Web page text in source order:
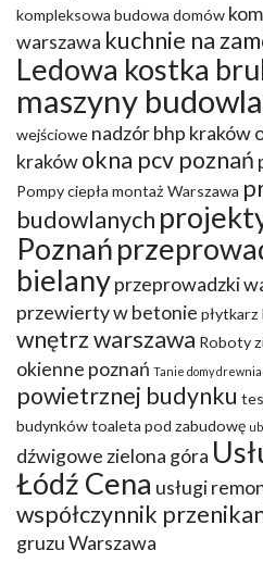
kompleksowa budowa domów
warszawa kuchnie na
Ledowa kostka
maszyny
wejściowe nadzór bhp kraków
krakówokna pcv poznań
Pompy ciepła montaż Warszawa
budowlanych
Poznań
bielanyprzeprowadzki
przewierty w betonie płytkarz
wnętrz warszawa Roboty
okienne poznań Tanie domy
powietrznej budynku
budynkówtoaleta pod zabudowę
dźwigowe zielona góra
Łódź Cena usługi
współczynnik
gruzu Warszawa